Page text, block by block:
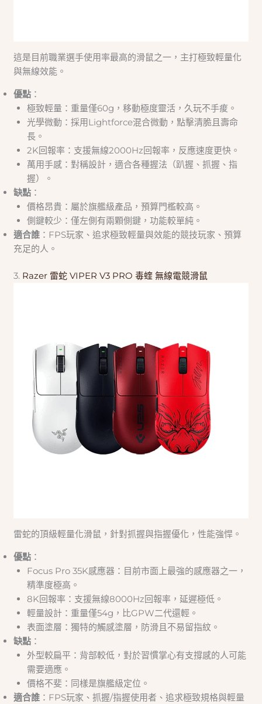
這是目前職業選手使用率最高的滑鼠之一，主打極致輕量化
與無線效能。
優點 ：
極致輕量：重量僅60g，移動極度靈活，久玩不手痠。
光學微動：採用Lightforce混合微動，點擊清脆且壽命
長。
2K回報率：支援無線2000Hz回報率，反應速度更快。
萬用手感：對稱設計，適合各種握法（趴握、抓握、指
握）。
缺點 ：
價格昂貴：屬於旗艦級產品，預算門檻較高。
側鍵較少：僅左側有兩顆側鍵，功能較單純。
適合誰 ：FPS玩家、追求極致輕量與效能的競技玩家、預算
充足的人。
3. Razer 雷蛇 VIPER V3 PRO 毒蝰 無線電競滑鼠
雷蛇的頂級輕量化滑鼠，針對抓握與指握優化，性能強悍。
優點 ：
Focus Pro 35K感應器：目前市面上最強的感應器之一，
精準度極高。
8K回報率：支援無線8000Hz回報率，延遲極低。
輕量設計：重量僅54g，比GPW二代還輕。
表面塗層：獨特的觸感塗層，防滑且不易留指紋。
缺點 ：
外型較扁平：背部較低，對於習慣掌心有支撐感的人可能
需要適應。
價格不斐：同樣是旗艦級定位。
適合誰 ：FPS玩家、抓握/指握使用者、追求極致規格與輕量